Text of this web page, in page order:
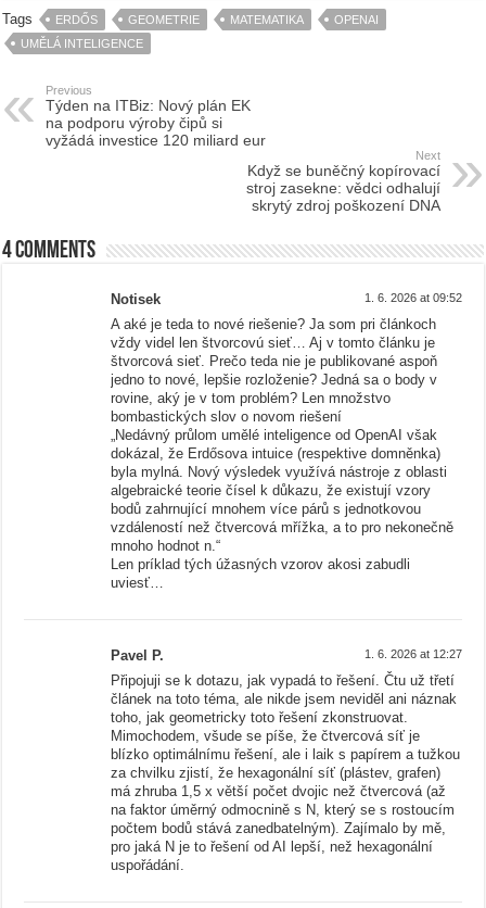
Tags ERDŐS GEOMETRIE MATEMATIKA
OPENAI
UMĚLÁ INTELIGENCE
Previous
Týden na ITBiz: Nový plán EK
na podporu výroby čipů si
vyžádá investice 120 miliard eur
Next
Když se buněčný kopírovací
stroj zasekne: vědci odhalují
skrytý zdroj poškození DNA
4 comments
Notisek 1. 6. 2026 at 09:52
A aké je teda to nové riešenie? Ja som pri článkoch
vždy videl len štvorcovú sieť… Aj v tomto článku je
štvorcová sieť. Prečo teda nie je publikované aspoň
jedno to nové, lepšie rozloženie? Jedná sa o body v
rovine, aký je v tom problém? Len množstvo
bombastických slov o novom riešení
„Nedávný průlom umělé inteligence od OpenAI však
dokázal, že Erdősova intuice (respektive domněnka)
byla mylná. Nový výsledek využívá nástroje z oblasti
algebraické teorie čísel k důkazu, že existují vzory
bodů zahrnující mnohem více párů s jednotkovou
vzdáleností než čtvercová mřížka, a to pro nekonečně
mnoho hodnot n.“
Len príklad tých úžasných vzorov akosi zabudli
uviesť…
Pavel P. 1. 6. 2026 at 12:27
Připojuji se k dotazu, jak vypadá to řešení. Čtu už třetí
článek na toto téma, ale nikde jsem neviděl ani náznak
toho, jak geometricky toto řešení zkonstruovat.
Mimochodem, všude se píše, že čtvercová síť je
blízko optimálnímu řešení, ale i laik s papírem a tužkou
za chvilku zjistí, že hexagonální síť (plástev, grafen)
má zhruba 1,5 x větší počet dvojic než čtvercová (až
na faktor úměrný odmocnině s N, který se s rostoucím
počtem bodů stává zanedbatelným). Zajímalo by mě,
pro jaká N je to řešení od AI lepší, než hexagonální
uspořádání.